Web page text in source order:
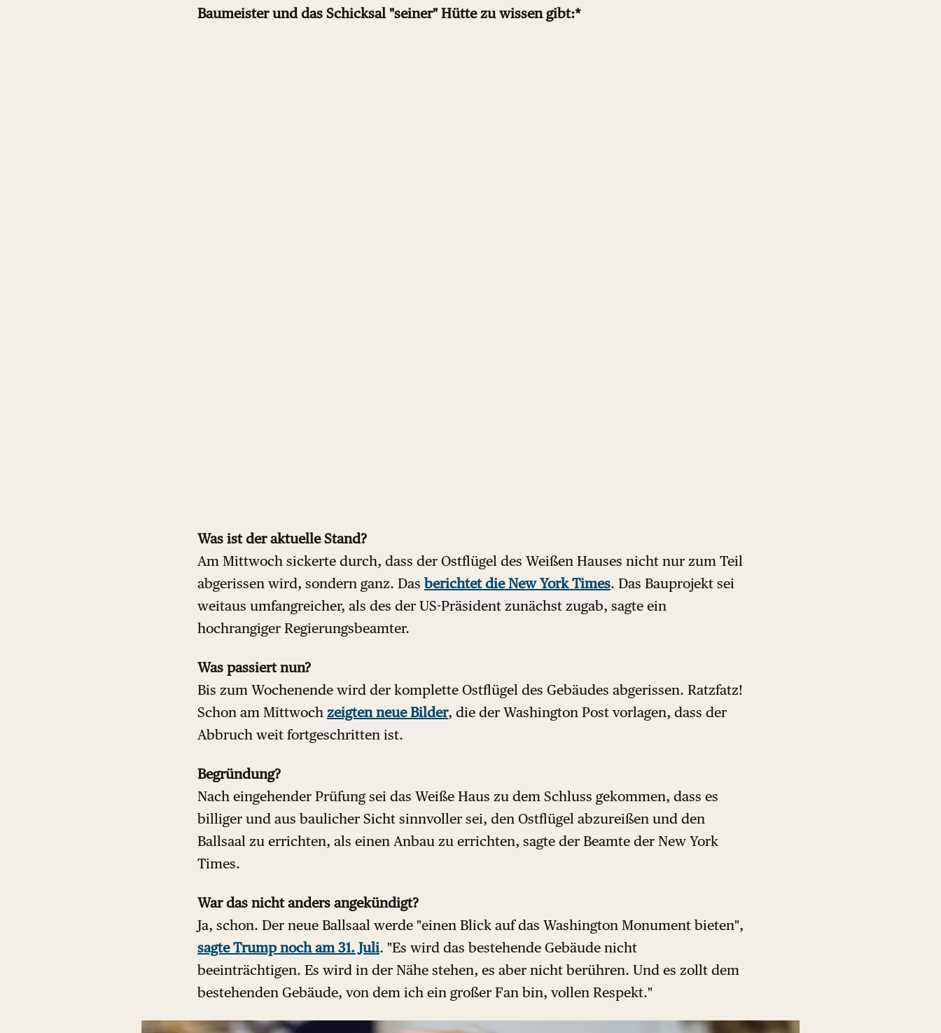
Baumeister und das Schicksal "seiner" Hütte zu wissen gibt:*
Was ist der aktuelle Stand?
Am Mittwoch sickerte durch, dass der Ostflügel des Weißen Hauses nicht nur zum Teil
abgerissen wird, sondern ganz. Das berichtet die New York Times. Das Bauprojekt sei
weitaus umfangreicher, als des der US-Präsident zunächst zugab, sagte ein
hochrangiger Regierungsbeamter.
Was passiert nun?
Bis zum Wochenende wird der komplette Ostflügel des Gebäudes abgerissen. Ratzfatz!
Schon am Mittwoch zeigten neue Bilder, die der Washington Post vorlagen, dass der
Abbruch weit fortgeschritten ist.
Begründung?
Nach eingehender Prüfung sei das Weiße Haus zu dem Schluss gekommen, dass es
billiger und aus baulicher Sicht sinnvoller sei, den Ostflügel abzureißen und den
Ballsaal zu errichten, als einen Anbau zu errichten, sagte der Beamte der New York
Times.
War das nicht anders angekündigt?
Ja, schon. Der neue Ballsaal werde "einen Blick auf das Washington Monument bieten",
sagte Trump noch am 31. Juli. "Es wird das bestehende Gebäude nicht
beeinträchtigen. Es wird in der Nähe stehen, es aber nicht berühren. Und es zollt dem
bestehenden Gebäude, von dem ich ein großer Fan bin, vollen Respekt."